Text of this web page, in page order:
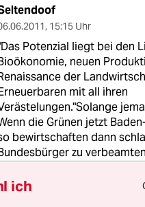
, 15:15 Uhr
Potenzial liegt bei den
neuen
der
mit all ihren
die Grünen jetzt
bewirtschaften dann
zu
Lebensqualität bis wir
ich